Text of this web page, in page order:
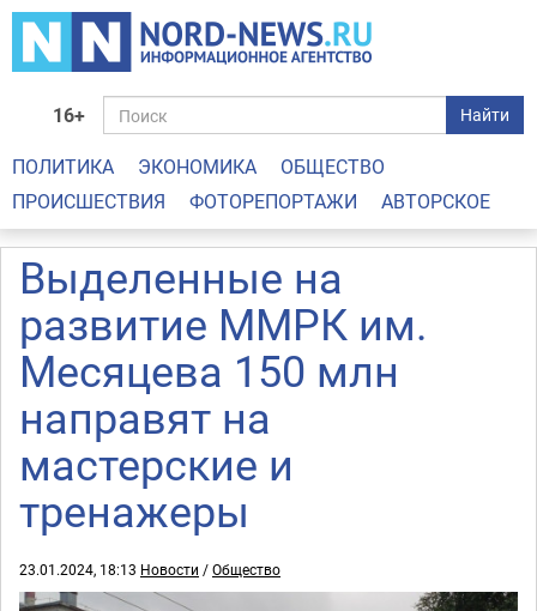
16+ Найти
ПОЛИТИКА ЭКОНОМИКА
ОБЩЕСТВО
ПРОИСШЕСТВИЯ
ФОТОРЕПОРТАЖИ АВТОРСКОЕ
Выделенные на
развитие ММРК им.
Месяцева 150 млн
направят на
мастерские и
тренажеры
23.01.2024, 18:13 Новости /Общество